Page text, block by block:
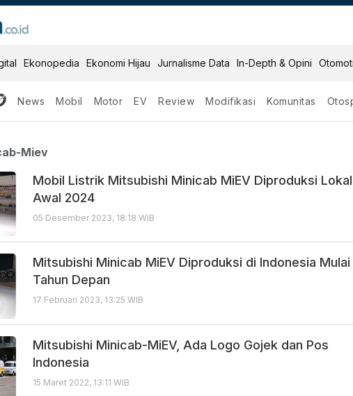
Ekonopedia Ekonomi Hijau Jurnalisme Data In-Depth & Opini
News Mobil Motor EV Review Modifikasi Komunitas
Miev
Mobil Listrik Mitsubishi Minicab MiEV Diproduksi Lokal
Awal 2024
05 Desember 2023, 18:18 WIB
Mitsubishi Minicab MiEV Diproduksi di Indonesia Mulai
Tahun Depan
17 Februari 2023, 13:25 WIB
Mitsubishi Minicab-MiEV, Ada Logo Gojek dan Pos
Indonesia
15 Maret 2022, 13:11 WIB